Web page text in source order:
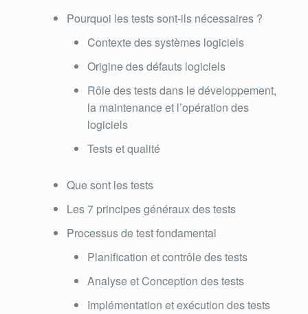
Pourquoi les tests sont-ils nécessaires ?
Contexte des systèmes logiciels
Origine des défauts logiciels
Rôle des tests dans le développement,
la maintenance et l’opération des
logiciels
Tests et qualité
Que sont les tests
Les 7 principes généraux des tests
Processus de test fondamental
Planification et contrôle des tests
Analyse et Conception des tests
Implémentation et exécution des tests